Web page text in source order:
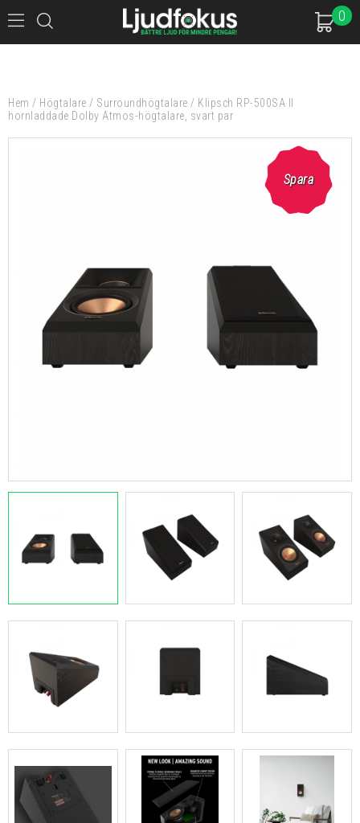
0
Hem / Högtalare / Surroundhögtalare / Klipsch RP-500SA II
hornladdade Dolby Atmos-högtalare, svart par
Spara